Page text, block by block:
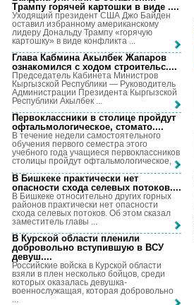
Трампу горячей картошки в виде ....
Уходящий президент США Джо Байден
оставил избранному американскому
лидеру Дональду Трампу «горячую
картошку» в виде конфликта ...
Глава Кабмина Акылбек Жапаров
ознакомился с ходом строительс....
Председатель Кабинета Министров
Кыргызской Республики — Руководитель
Администрации Президента Кыргызской
Республики Акылбек ...
Первоклассники в столице пройдут
офтальмологическое, стомато....
В течение недели самостоятельного
обучения первого семестра этого
учебного года учащиеся первоклассников
столицы пройдут офтальмологическое, ...
В Бишкеке практически нет
опасности схода селевых потоков....
В Бишкеке относительно других горных
районов практически нет опасности
схода селевых потоков. Об этом сказал
заместитель главы ...
В Курской области пленили
добровольно вступившую в ВСУ
девуш....
Российские войска в Курской области
взяли в плен несколько бойцов, среди
которых оказалась девушка-
военнослужащая, которая добровольно
...